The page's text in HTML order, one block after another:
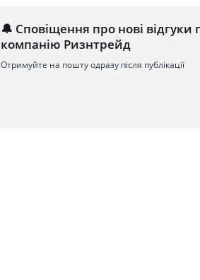
🔔 Сповіщення про нові відгуки
компанію Ризнтрейд
Отримуйте на пошту одразу після публікації